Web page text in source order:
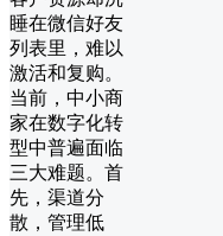
睡在微信好友
列表里，难以
激活和复购。
当前，中小商
家在数字化转
型中普遍面临
三大难题。首
先，渠道分
散，管理低